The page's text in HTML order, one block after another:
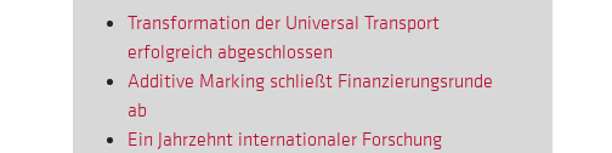
Transformation der Universal Transport
erfolgreich abgeschlossen
Additive Marking schließt Finanzierungsrunde
ab
Ein Jahrzehnt internationaler Forschung